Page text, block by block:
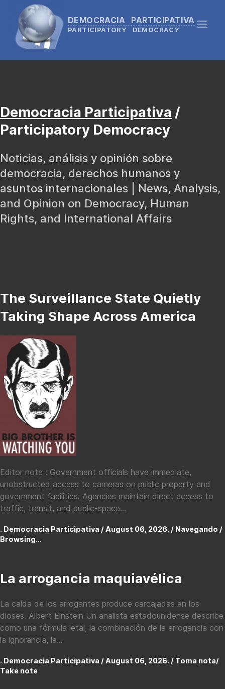
DEMOCRACIA PARTICIPATIVA
PARTICIPATORY DEMOCRACY
Democracia Participativa /
Participatory Democracy
Noticias, análisis y opinión sobre
democracia, derechos humanos y
asuntos internacionales | News, Analysis,
and Opinion on Democracy, Human
Rights, and International Affairs
The Surveillance State Quietly
Taking Shape Across America
Editor note : Government officials have immediate,
unobstructed access to cameras on public property and
government facilities. Agencies maintain direct access to
traffic, transit, and public-space...
. Democracia Participativa / August 06, 2026. / Navegando /
Browsing...
La arrogancia maquiavélica
La caída de los arrogantes produce carcajadas en los
dioses. Albert Einstein Un analista estadounidense describe
como una fórmula letal, la combinación de la arrogancia con
la ignorancia, la...
. Democracia Participativa / August 06, 2026. / Toma nota/
Take note